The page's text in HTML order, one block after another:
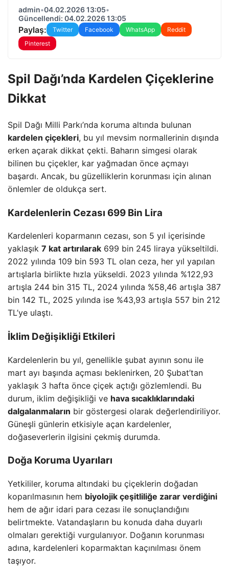
admin•04.02.2026 13:05•
Güncellendi: 04.02.2026 13:05
Paylaş: Twitter Facebook WhatsApp
Reddit
Pinterest
Spil Dağı’nda Kardelen Çiçeklerine
Dikkat
Spil Dağı Milli Parkı’nda koruma altında bulunan
kardelen çiçekleri, bu yıl mevsim normallerinin dışında
erken açarak dikkat çekti. Baharın simgesi olarak
bilinen bu çiçekler, kar yağmadan önce açmayı
başardı. Ancak, bu güzelliklerin korunması için alınan
önlemler de oldukça sert.
Kardelenlerin Cezası 699 Bin Lira
Kardelenleri koparmanın cezası, son 5 yıl içerisinde
yaklaşık 7 kat artırılarak 699 bin 245 liraya yükseltildi.
2022 yılında 109 bin 593 TL olan ceza, her yıl yapılan
artışlarla birlikte hızla yükseldi. 2023 yılında %122,93
artışla 244 bin 315 TL, 2024 yılında %58,46 artışla 387
bin 142 TL, 2025 yılında ise %43,93 artışla 557 bin 212
TL’ye ulaştı.
İklim Değişikliği Etkileri
Kardelenlerin bu yıl, genellikle şubat ayının sonu ile
mart ayı başında açması beklenirken, 20 Şubat’tan
yaklaşık 3 hafta önce çiçek açtığı gözlemlendi. Bu
durum, iklim değişikliği ve hava sıcaklıklarındaki
dalgalanmaların bir göstergesi olarak değerlendiriliyor.
Güneşli günlerin etkisiyle açan kardelenler,
doğaseverlerin ilgisini çekmiş durumda.
Doğa Koruma Uyarıları
Yetkililer, koruma altındaki bu çiçeklerin doğadan
koparılmasının hem biyolojik çeşitliliğe zarar verdiğini
hem de ağır idari para cezası ile sonuçlandığını
belirtmekte. Vatandaşların bu konuda daha duyarlı
olmaları gerektiği vurgulanıyor. Doğanın korunması
adına, kardelenleri koparmaktan kaçınılması önem
taşıyor.